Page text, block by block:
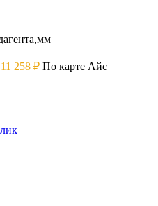
11 258 ₽ По карте Айс